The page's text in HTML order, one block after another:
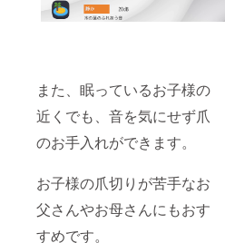
また、眠っているお子様の
近くでも、音を気にせず爪
のお手入れができます。
お子様の爪切りが苦手なお
父さんやお母さんにもおす
すめです。